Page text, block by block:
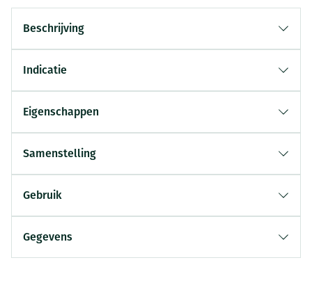
Beschrijving
Indicatie
Eigenschappen
Samenstelling
Gebruik
Gegevens